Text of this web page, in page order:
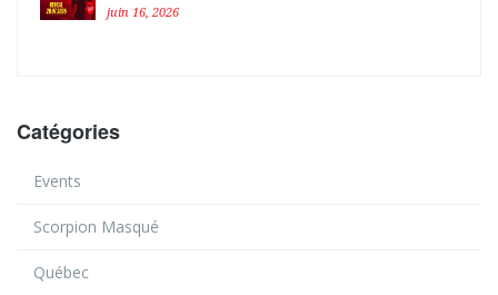
juin 16, 2026
Catégories
Events
Scorpion Masqué
Québec